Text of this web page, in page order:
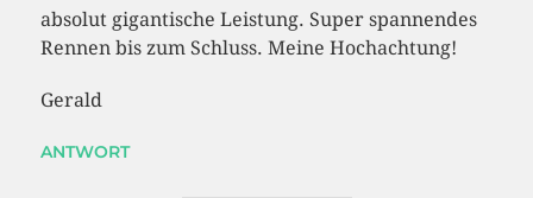
absolut gigantische Leistung. Super spannendes
Rennen bis zum Schluss. Meine Hochachtung!
Gerald
ANTWORT